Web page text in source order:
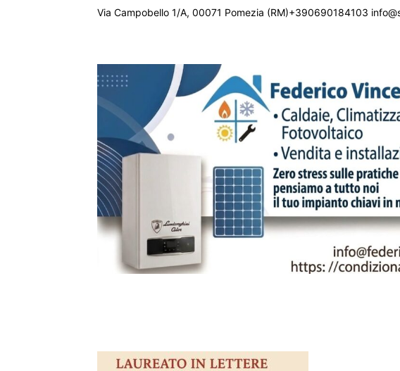
Via Campobello 1/A, 00071 Pomezia (RM)+390690184103